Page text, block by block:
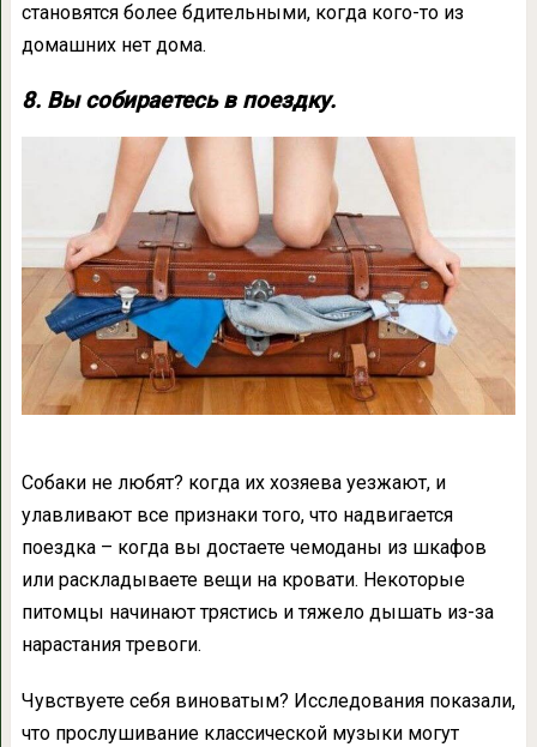
становятся более бдительными, когда кого-то из
домашних нет дома.
8. Вы собираетесь в поездку.
Собаки не любят? когда их хозяева уезжают, и
улавливают все признаки того, что надвигается
поездка – когда вы достаете чемоданы из шкафов
или раскладываете вещи на кровати. Некоторые
питомцы начинают трястись и тяжело дышать из-за
нарастания тревоги.
Чувствуете себя виноватым? Исследования показали,
что прослушивание классической музыки могут